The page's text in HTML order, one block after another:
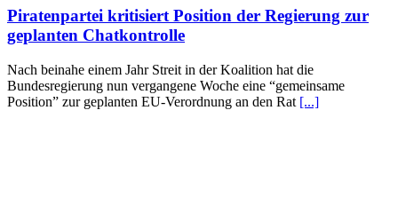
Piratenpartei kritisiert Position der Regierung zur
geplanten Chatkontrolle
Nach beinahe einem Jahr Streit in der Koalition hat die
Bundesregierung nun vergangene Woche eine “gemeinsame
Position” zur geplanten EU-Verordnung an den Rat [...]